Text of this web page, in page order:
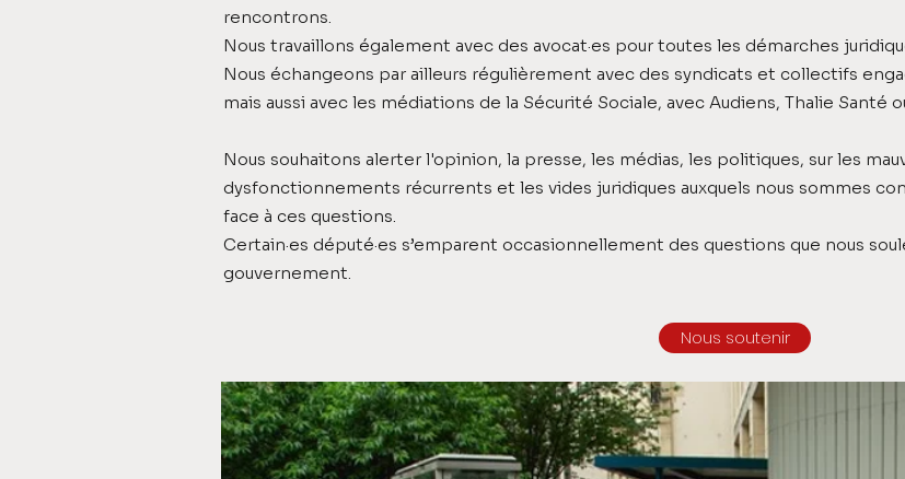
rencontrons.
Nous travaillons également avec des avocat·es pour toutes les démarches
Nous échangeons par ailleurs régulièrement avec des syndicats et collectifs
mais aussi avec les médiations de la Sécurité Sociale, avec Audiens, Thalie Santé
Nous souhaitons alerter l'opinion, la presse, les médias, les politiques, sur les
dysfonctionnements récurrents et les vides juridiques auxquels nous sommes
face à ces questions.
Certain·es député·es s’emparent occasionnellement des questions que nous
gouvernement.
Nous soutenir